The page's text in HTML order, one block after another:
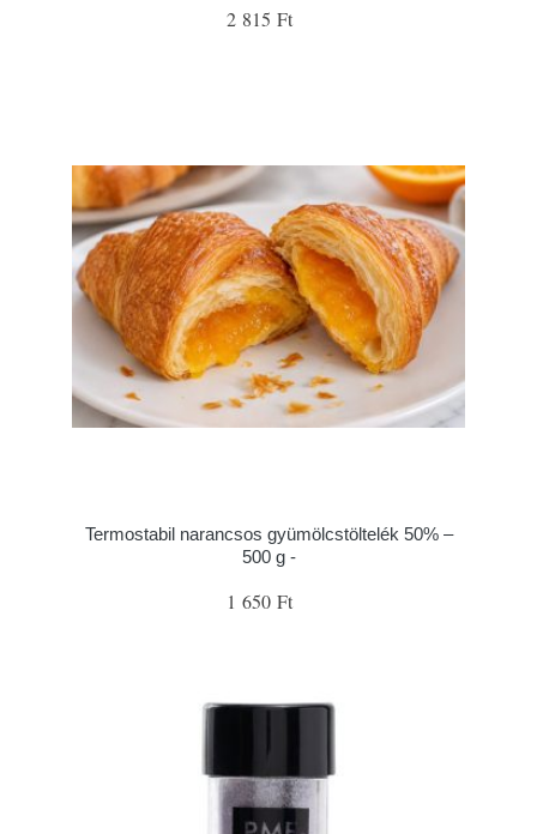
2 815 Ft
Termostabil narancsos gyümölcstöltelék 50% –
500 g -
1 650 Ft